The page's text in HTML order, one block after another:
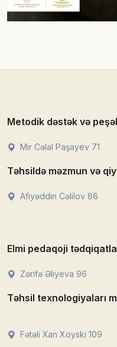
Metodik dəstək və
Mir Cəlal Paşayev 71
Təhsildə məzmun və
Afiyəddin Cəlilov 86
Elmi pedaqoji
Zərifə Əliyeva 96
Təhsil texnologiyaları
Fətəli Xan Xoyski 109